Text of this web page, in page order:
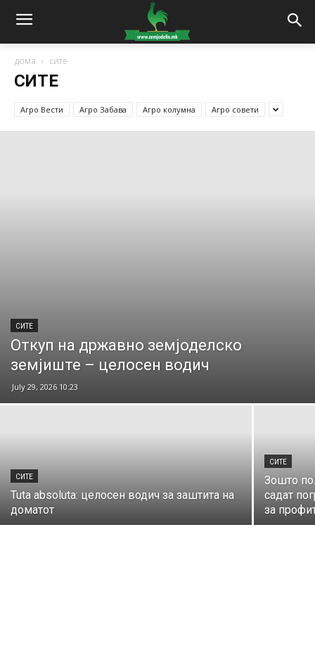
дома сите
СИТЕ
Агро Вести Агро Забава Агро колумна Агро совети
СИТЕ
Откуп на државно земјоделско
земјиште – целосен водич
July 29, 2026 10:23
СИТЕ
Tuta absoluta: целосен водич за заштита на
доматот
СИТЕ
Зошто
садат
за